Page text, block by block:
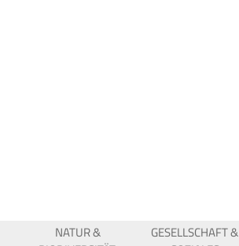
NATUR &
GESELLSCHAFT &